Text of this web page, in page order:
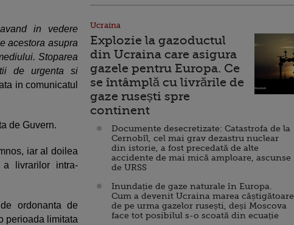
in vedere
acestora asupra
Stoparea
de urgenta si
in comunicatul
de Guvern.
iar al doilea
a livrarilor intra-
ordonanta de
perioada limitata
Ucraina
Explozie la gazoductul
din Ucraina care asigura
gazele pentru Europa. Ce
se întâmplă cu livrările de
gaze rusești spre
continent
Documente desecretizate: Catastrofa de la
Cernobîl, cel mai grav dezastru nuclear
din istorie, a fost precedată de alte
accidente de mai mică amploare, ascunse
de URSS
Inundație de gaze naturale în Europa.
Cum a devenit Ucraina marea câștigătoare
de pe urma gazelor rusești, deși Moscova
face tot posibilul s-o scoată din ecuație